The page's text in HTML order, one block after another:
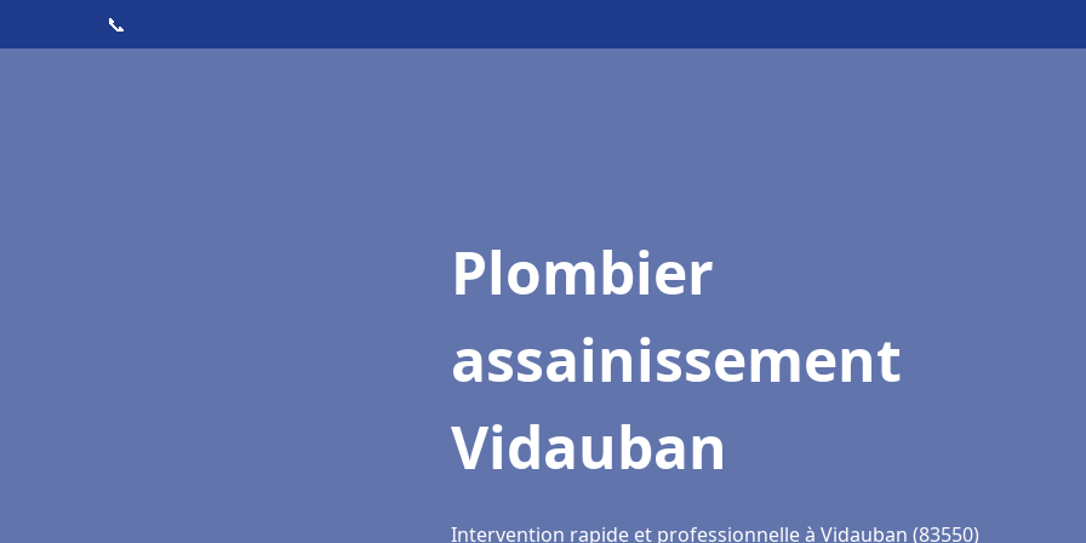
📞
Plombier
assainissement
Vidauban
Intervention rapide et professionnelle à Vidauban (83550)